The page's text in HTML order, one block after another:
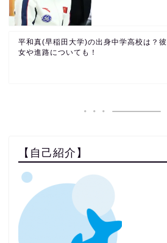
平和真(早稲田大学)の出身中学高校は？彼
女や進路についても！
【自己紹介】